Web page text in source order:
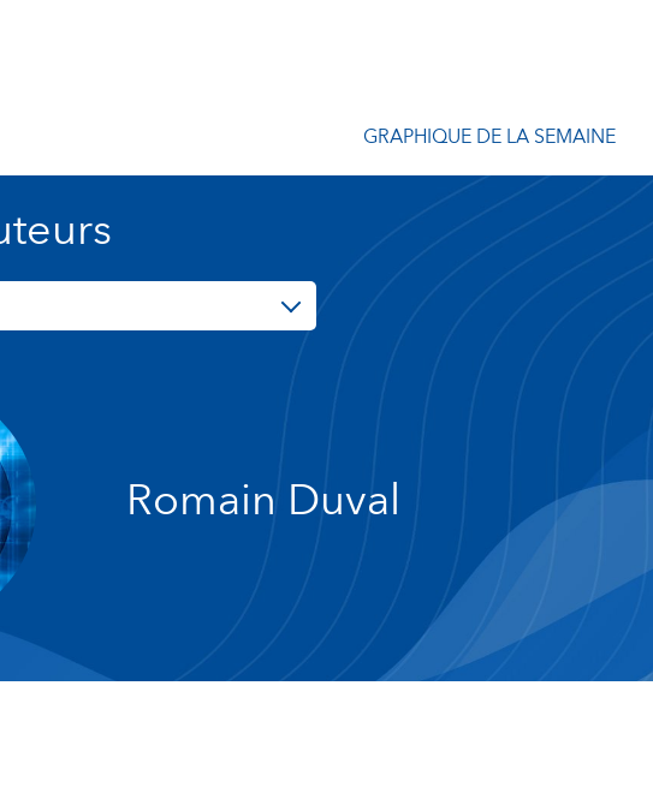
GRAPHIQUE DE LA SEMAINE
Romain Duval